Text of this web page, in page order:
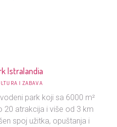
Istralandia
I ZABAVA
park koji sa 6000 m²
20 atrakcija i više od 3 km
spoj užitka, opuštanja i